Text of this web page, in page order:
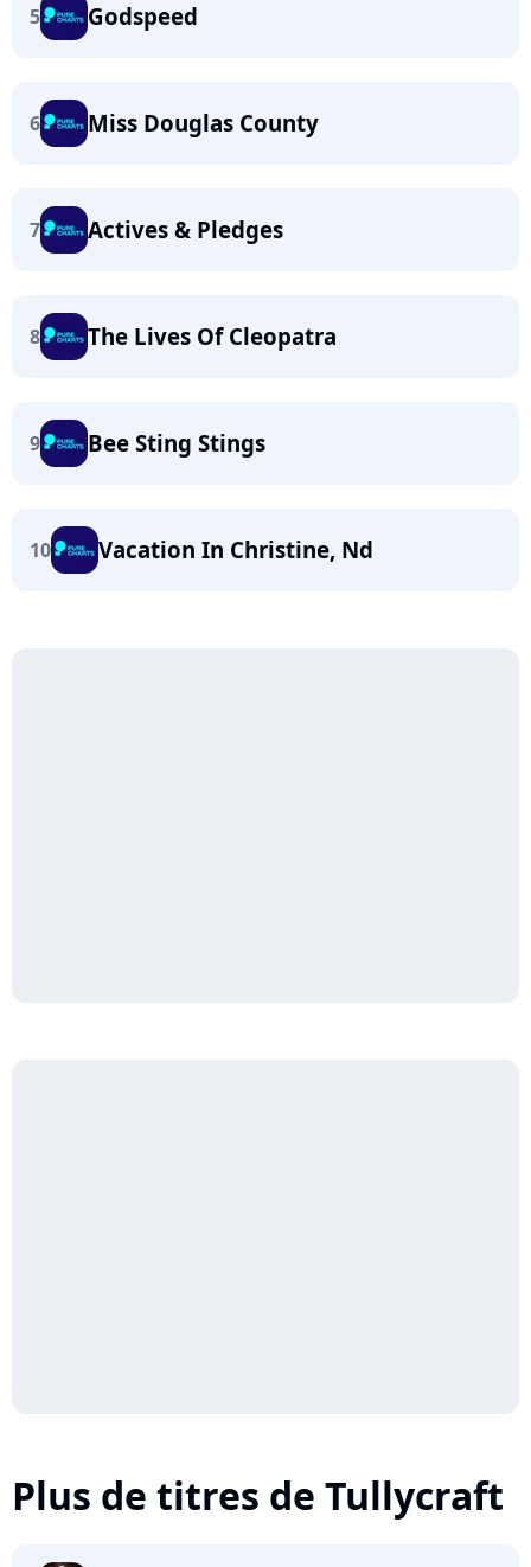
5 Godspeed
6 Miss Douglas County
7 Actives & Pledges
8 The Lives Of Cleopatra
9 Bee Sting Stings
10 Vacation In Christine, Nd
Plus de titres de Tullycraft